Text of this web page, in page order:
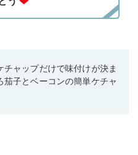
チャップだけで味付けが決ま
茄子とベーコンの簡単ケチャ